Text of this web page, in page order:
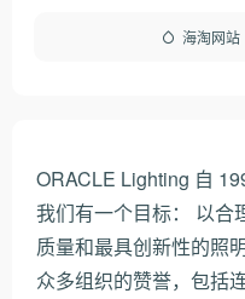
海淘网站
ORACLE Lighting 自
我们有一个目标： 以合
质量和最具创新性的照
众多组织的赞誉，包括